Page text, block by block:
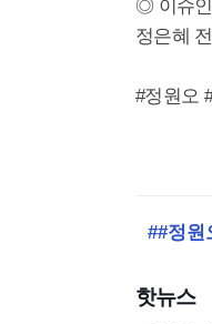
◎ 이슈
정은혜
#정원오
##정원
핫뉴스